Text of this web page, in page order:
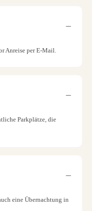
Anreise per E-Mail.
Parkplätze, die
eine Übernachtung in